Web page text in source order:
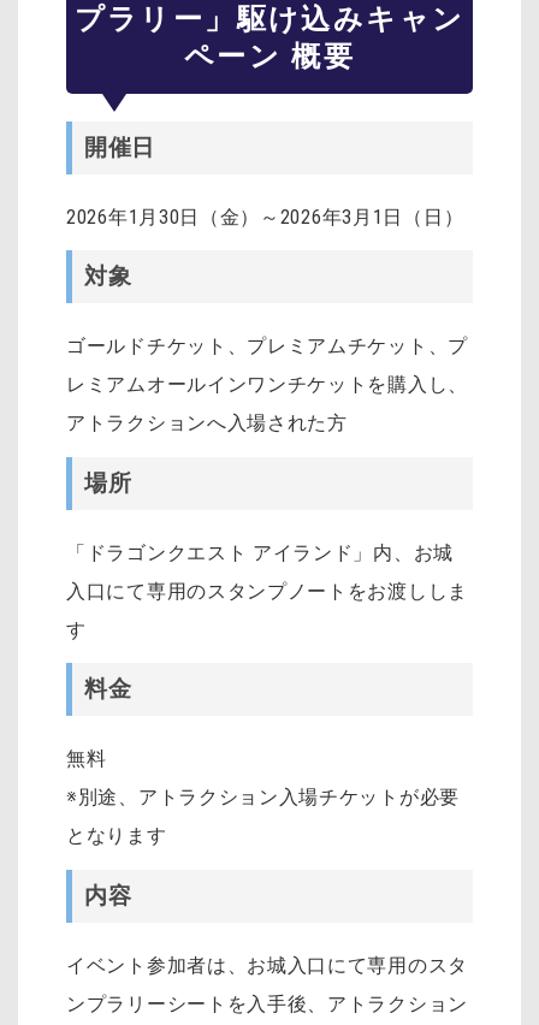
プラリー」駆け込みキャン
ペーン 概要
開催日
2026年1月30日（金）～2026年3月1日（日）
対象
ゴールドチケット、プレミアムチケット、プ
レミアムオールインワンチケットを購入し、
アトラクションへ入場された方
場所
「ドラゴンクエスト アイランド」内、お城
入口にて専用のスタンプノートをお渡ししま
す
料金
無料
※別途、アトラクション入場チケットが必要
となります
内容
イベント参加者は、お城入口にて専用のスタ
ンプラリーシートを入手後、アトラクション